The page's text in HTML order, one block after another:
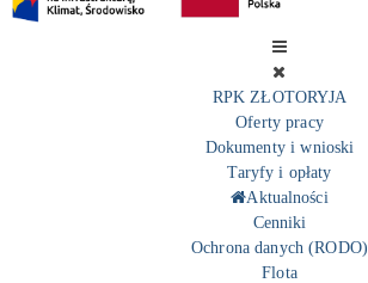
RPK ZŁOTORYJA
Oferty pracy
Dokumenty i wnioski
Taryfy i opłaty
Aktualności
Cenniki
Ochrona danych (RODO)
Flota